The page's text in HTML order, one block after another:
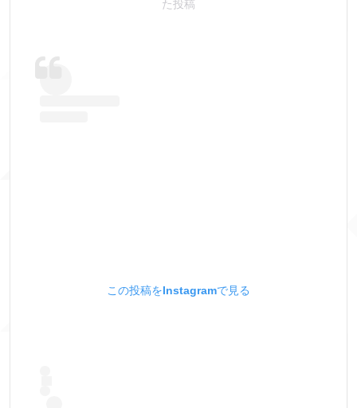
た投稿
この投稿をInstagramで見る